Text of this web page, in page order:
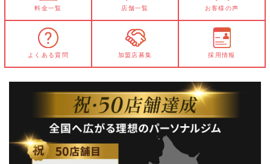
料金一覧 店舗一覧 お客様の声
よくある質問 加盟店募集 採用情報